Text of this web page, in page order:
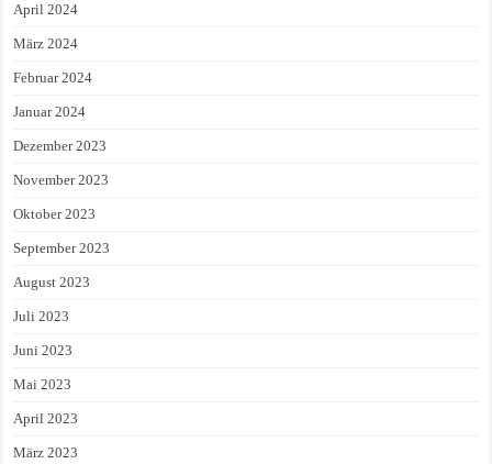
April 2024
März 2024
Februar 2024
Januar 2024
Dezember 2023
November 2023
Oktober 2023
September 2023
August 2023
Juli 2023
Juni 2023
Mai 2023
April 2023
März 2023